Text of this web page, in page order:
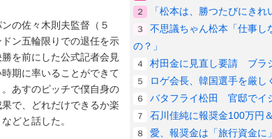
の佐々木則夫監督（５
ン五輪限りでの退任を示
を前にした公式記者会見
期に率いることができて
あすのピッチで僕自身の
で、どれだけできるか楽
どと話した。
２ 「松本は、勝つたびにきれ
３
不思議ちゃん松本「仕事し
の？」
４ 村田金に見直し要請 ブラ
５ ロゲ会長、韓国選手を厳し
６ バタフライ松田 官邸でイ
７ 石川佳純に報奨金100万円
８ 愛、報奨金は「旅行資金に」